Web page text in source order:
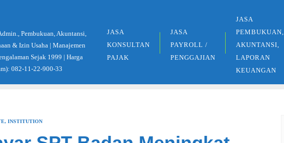
Pembukuan, Akuntansi,
& Izin Usaha | Manajemen
Sejak 1999 | Harga
082-11-22-900-33
JASA
KONSULTAN
PAJAK
JASA
PAYROLL /
PENGGAJIAN
JASA
PEMBUKUAN,
AKUNTANSI,
LAPORAN
KEUANGAN
INSTITUTION